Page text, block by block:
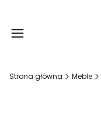
Strona główna Meble